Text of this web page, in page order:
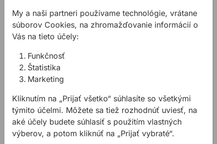
Lata STABILA TNL
500 cm nivelačná
84,99 €/ks 63,20 €/ks
My a naši partneri používame technológie, vrátane
súborov Cookies, na zhromažďovanie informácií o
Vás na tieto účely:
Funkčnosť
Štatistika
Marketing
Kliknutím na „Prijať všetko“ súhlasíte so všetkými
týmito účelmi. Môžete sa tiež rozhodnúť uviesť, na
aké účely budete súhlasiť s použitím vlastných
výberov, a potom kliknúť na „Prijať vybraté“.